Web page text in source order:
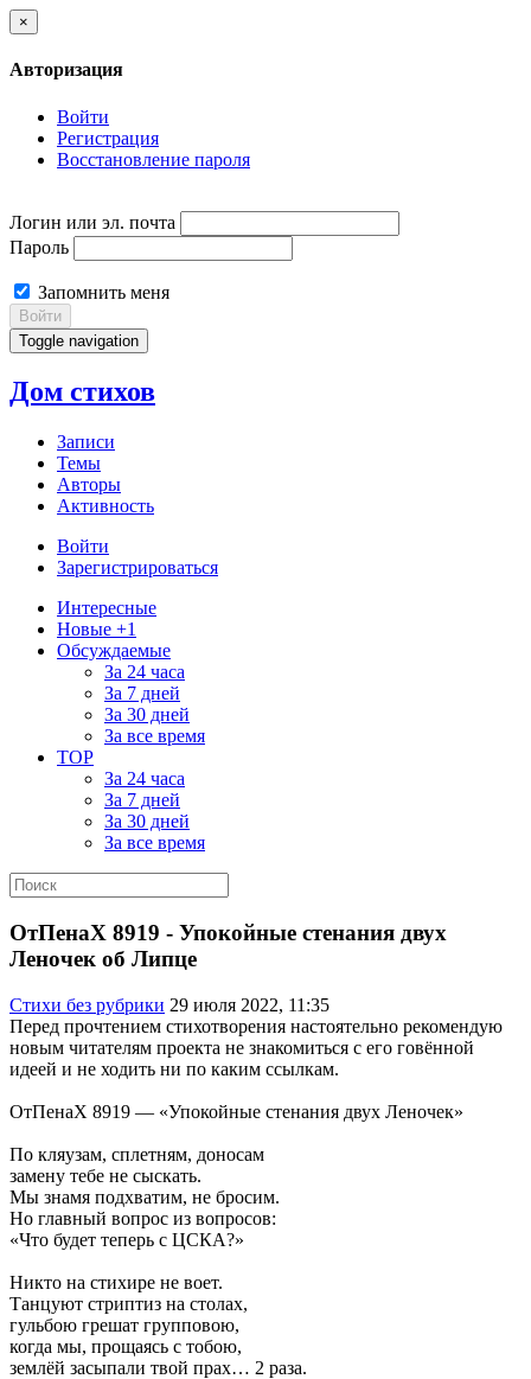
×
Авторизация
Войти
Регистрация
Восстановление пароля
Логин или эл. почта
Пароль
Запомнить меня
Войти
Toggle navigation
Дом стихов
Записи
Темы
Авторы
Активность
Войти
Зарегистрироваться
Интересные
Новые +1
Обсуждаемые
За 24 часа
За 7 дней
За 30 дней
За все время
TOP
За 24 часа
За 7 дней
За 30 дней
За все время
ОтПенаХ 8919 - Упокойные стенания двух
Леночек об Липце
Стихи без рубрики 29 июля 2022, 11:35
Перед прочтением стихотворения настоятельно рекомендую
новым читателям проекта не знакомиться с его говённой
идеей и не ходить ни по каким ссылкам.
ОтПенаХ 8919 — «Упокойные стенания двух Леночек»
По кляузам, сплетням, доносам
замену тебе не сыскать.
Мы знамя подхватим, не бросим.
Но главный вопрос из вопросов:
«Что будет теперь с ЦСКА?»
Никто на стихире не воет.
Танцуют стриптиз на столах,
гульбою грешат групповою,
когда мы, прощаясь с тобою,
землёй засыпали твой прах… 2 раза.